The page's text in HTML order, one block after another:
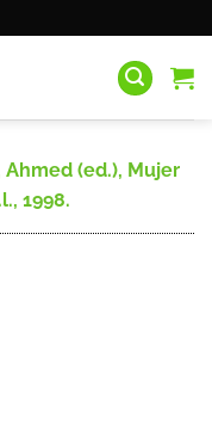
Ahmed (ed.), Mujer
1998.